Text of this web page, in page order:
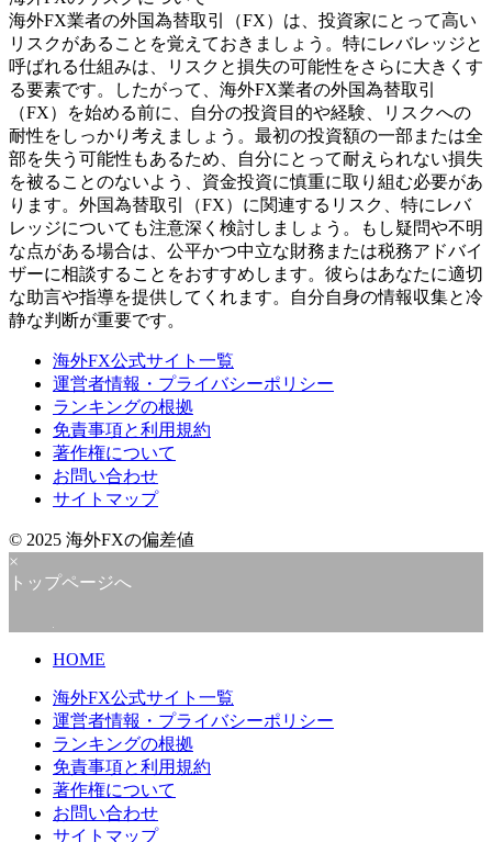
海外FX業者の外国為替取引（FX）は、投資家にとって高い
リスクがあることを覚えておきましょう。特にレバレッジと
呼ばれる仕組みは、リスクと損失の可能性をさらに大きくす
る要素です。したがって、海外FX業者の外国為替取引
（FX）を始める前に、自分の投資目的や経験、リスクへの
耐性をしっかり考えましょう。最初の投資額の一部または全
部を失う可能性もあるため、自分にとって耐えられない損失
を被ることのないよう、資金投資に慎重に取り組む必要があ
ります。外国為替取引（FX）に関連するリスク、特にレバ
レッジについても注意深く検討しましょう。もし疑問や不明
な点がある場合は、公平かつ中立な財務または税務アドバイ
ザーに相談することをおすすめします。彼らはあなたに適切
な助言や指導を提供してくれます。自分自身の情報収集と冷
静な判断が重要です。
海外FX公式サイト一覧
運営者情報・プライバシーポリシー
ランキングの根拠
免責事項と利用規約
著作権について
お問い合わせ
サイトマップ
© 2025 海外FXの偏差値
×
トップページへ
HOME
海外FX公式サイト一覧
運営者情報・プライバシーポリシー
ランキングの根拠
免責事項と利用規約
著作権について
お問い合わせ
サイトマップ